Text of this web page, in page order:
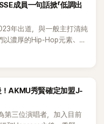
成員一句話掀「低調出
年出道，與一般主打清純
濃厚的Hip-Hop元素、自
MV也融入美式街頭、塗
代表之一。
AKMU秀賢確定加盟J-
第三位演唱者，加入目前